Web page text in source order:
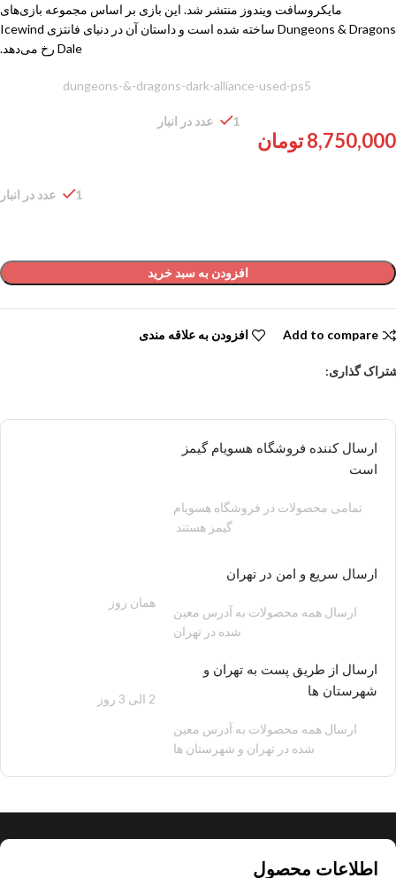
مایکروسافت ویندوز منتشر شد. این بازی بر اساس مجموعه بازی‌های
Dungeons & Dragons
ساخته شده است و داستان آن در دنیای فانتزی Icewind
Dale رخ می‌دهد.
dungeons-&-dragons-dark-alliance-used-ps5
8,750,000تومان
1 عدد در انبار
1 عدد در انبار
افزودن به سبد خرید
Add to compare افزودن به علاقه مندی
گذاری:
ارسال کننده فروشگاه هسویام گیمز
است
تمامی محصولات در فروشگاه هسویام
گیمز هستند
ارسال سریع و امن در تهران
ارسال همه محصولات به آدرس معین
شده در تهران
همان روز
ارسال از طریق پست به تهران و
شهرستان ها
ارسال همه محصولات به آدرس معین
شده در تهران و شهرستان ها
2 الی 3 روز
اطلاعات محصول